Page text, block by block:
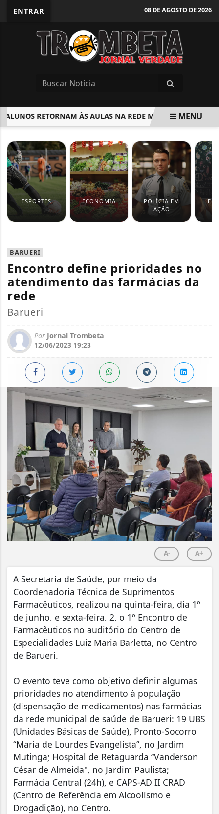
ENTRAR 08 DE AGOSTO DE 2026
RETORNAM ÀS AULAS NA REDE MUNICIPAL DEMENU
ESPORTES ECONOMIA
POLÍCIA EM
AÇÃO
BARUERI
Encontro define prioridades no
atendimento das farmácias da
rede
Barueri
Por Jornal Trombeta
12/06/2023 19:23
A- A+
A Secretaria de Saúde, por meio da
Coordenadoria Técnica de Suprimentos
Farmacêuticos, realizou na quinta-feira, dia 1º
de junho, e sexta-feira, 2, o 1º Encontro de
Farmacêuticos no auditório do Centro de
Especialidades Luiz Maria Barletta, no Centro
de Barueri.
O evento teve como objetivo definir algumas
prioridades no atendimento à população
(dispensação de medicamentos) nas farmácias
da rede municipal de saúde de Barueri: 19 UBS
(Unidades Básicas de Saúde), Pronto-Socorro
“Maria de Lourdes Evangelista”, no Jardim
Mutinga; Hospital de Retaguarda “Vanderson
César de Almeida", no Jardim Paulista;
Farmácia Central (24h), e CAPS-AD II CRAD
(Centro de Referência em Alcoolismo e
Drogadição), no Centro.